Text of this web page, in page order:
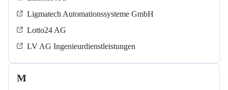
Ligmatech Automationssysteme GmbH
Lotto24 AG
LV AG Ingenieurdienstleistungen
M